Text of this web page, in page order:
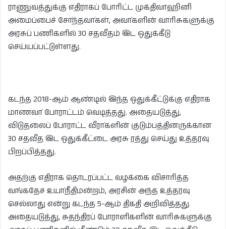
ராணுவத்துக்கு எதிராகப் போரிட்ட முக்திவாஹினி
அமைப்பைச் சோ்ந்தவா்கள், அவா்களின் வாரிசுகளுக்கு
அரசுப் பணிகளில் 30 சதவீதம் இட ஒதுக்கீடு
செய்யப்பட்டுள்ளது.
கடந்த 2018-ஆம் ஆண்டில் இந்த ஒதுக்கீட்டுக்கு எதிராக
மாணவா் போராட்டம் வெடித்தது. அதையடுத்து,
விடுதலைப் போராட்ட வீரா்களின் குடும்பத்தினருக்கான
30 சதவீத இட ஒதுக்கீட்டை அரசு ரத்து செய்து உத்தரவு
பிறப்பித்தது.
அதற்கு எதிராக தொடரப்பட்ட வழக்கை விசாரித்த
வங்கதேச உயா்நீதிமன்றம், அரசின் அந்த உத்தரவு
செல்லாது என்று கடந்த 5-ஆம் திகதி அறிவித்தது.
அதையடுத்து, சுதந்திரப் போராளிகளின் வாரிசுகளுக்கு